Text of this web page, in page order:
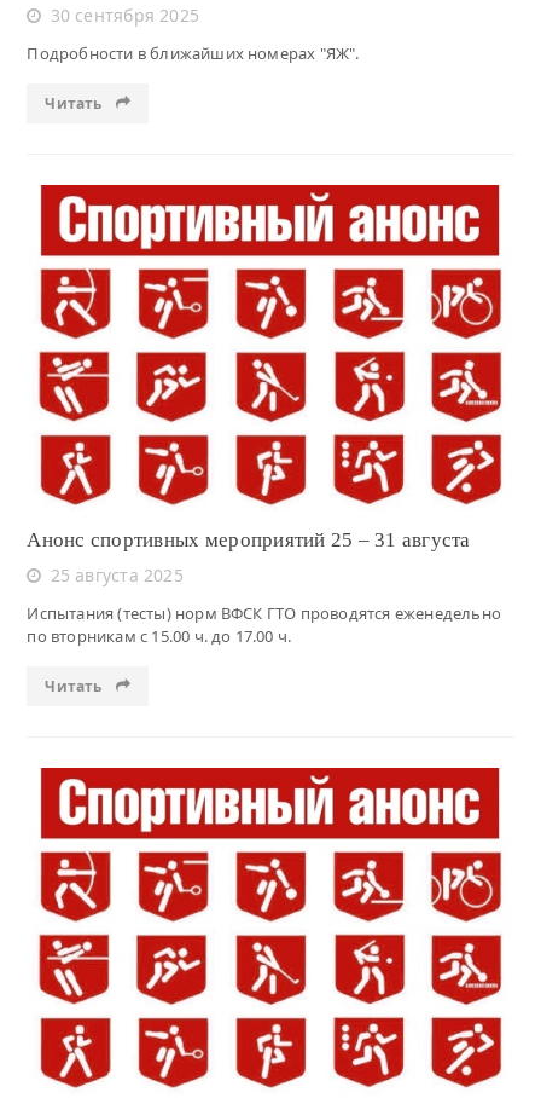
30 сентября 2025
Подробности в ближайших номерах "ЯЖ".
Читать
Читать
Анонс спортивных мероприятий 25 – 31 августа
25 августа 2025
Испытания (тесты) норм ВФСК ГТО проводятся еженедельно
по вторникам с 15.00 ч. до 17.00 ч.
Читать
Читать